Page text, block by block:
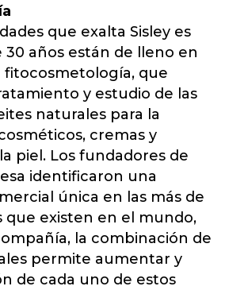
que exalta Sisley es
30 años están de lleno en
fitocosmetología, que
y estudio de las
naturales para la
cremas y
piel. Los fundadores de
identificaron una
única en las más de
que existen en el mundo,
la combinación de
permite aumentar y
de cada uno de estos